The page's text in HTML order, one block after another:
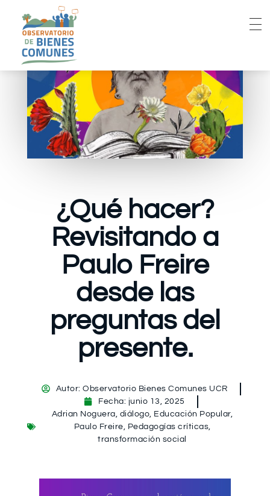
¿Qué hacer?
Revisitando a
Paulo Freire
desde las
preguntas del
presente.
Autor: Observatorio Bienes Comunes UCR
Fecha: junio 13, 2025
Adrian Noguera, diálogo, Educación Popular,
Paulo Freire, Pedagogías críticas,
transformación social